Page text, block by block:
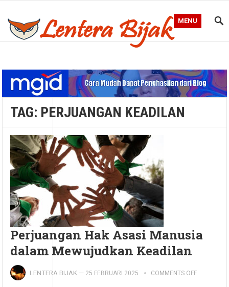
MENU
TAG: PERJUANGAN KEADILAN
Perjuangan Hak Asasi Manusia
dalam Mewujudkan Keadilan
LENTERA BIJAK — 25 FEBRUARI 2025 COMMENTS OFF